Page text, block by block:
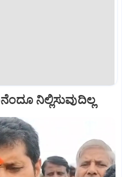
ನಿಲ್ಲಿಸುವುದಿಲ್ಲ